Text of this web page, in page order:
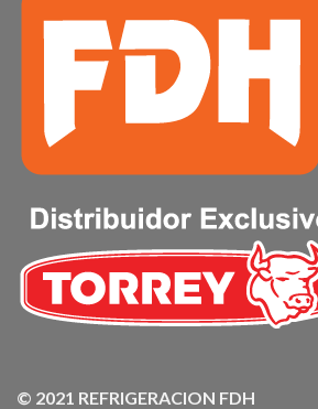
© 2021 REFRIGERACION FDH